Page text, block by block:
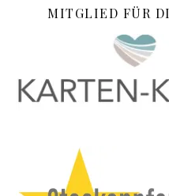
MITGLIED FÜR